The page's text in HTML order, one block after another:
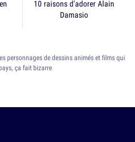
10 raisons d'adorer Alain
Damasio
personnages de dessins animés et films qui
ça fait bizarre